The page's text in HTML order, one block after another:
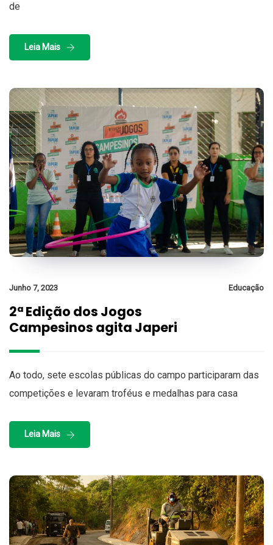
de
Leia Mais
Junho 7, 2023 Educação
2ª Edição dos Jogos
Campesinos agita Japeri
Ao todo, sete escolas públicas do campo participaram das
competições e levaram troféus e medalhas para casa
Leia Mais